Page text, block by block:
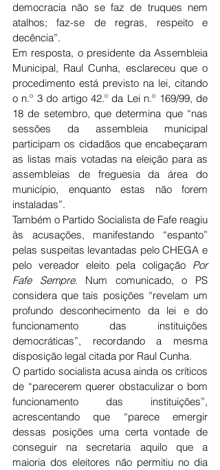
democracia não se faz de truques nem
atalhos; faz-se de regras, respeito e
decência”.
Em resposta, o presidente da Assembleia
Municipal, Raul Cunha, esclareceu que o
procedimento está previsto na lei, citando
o n.º 3 do artigo 42.º da Lei n.º 169/99, de
18 de setembro, que determina que “nas
sessões da assembleia municipal
participam os cidadãos que encabeçaram
as listas mais votadas na eleição para as
assembleias de freguesia da área do
município, enquanto estas não forem
instaladas”.
Também o Partido Socialista de Fafe reagiu
às acusações, manifestando “espanto”
pelas suspeitas levantadas pelo CHEGA e
pelo vereador eleito pela coligação Por
Fafe Sempre. Num comunicado, o PS
considera que tais posições “revelam um
profundo desconhecimento da lei e do
funcionamento das instituições
democráticas”, recordando a mesma
disposição legal citada por Raul Cunha.
O partido socialista acusa ainda os críticos
de “parecerem querer obstaculizar o bom
funcionamento das instituições”,
acrescentando que “parece emergir
dessas posições uma certa vontade de
conseguir na secretaria aquilo que a
maioria dos eleitores não permitiu no dia